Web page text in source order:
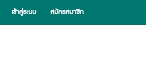
เข้าสู่ระบบ สมัครสมาชิก